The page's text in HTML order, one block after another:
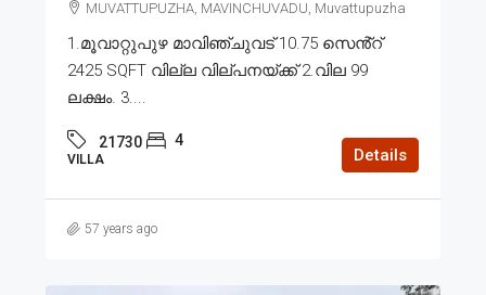
MUVATTUPUZHA, MAVINCHUVADU, Muvattupuzha
1.മൂവാറ്റുപുഴ മാവിഞ്ചുവട് 10.75 സെൻ്റ്
2425 SQFT വില്ല വില്പനയ്ക്ക് 2.വില 99
ലക്ഷം. 3....
21730 4
VILLA Details
57 years ago